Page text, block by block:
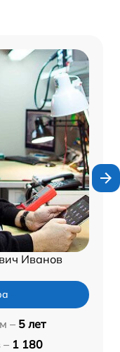
Иванов
– 5 лет
1 180